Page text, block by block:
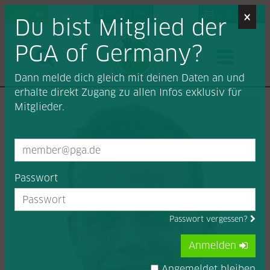
Job-Portal
×
Du bist Mitglied der
PGA of Germany?
Dann melde dich gleich mit deinen Daten an und
erhalte direkt Zugang zu allen Infos exklusiv für
Mitglieder.
Passwort
Passwort vergessen?
Anmelden